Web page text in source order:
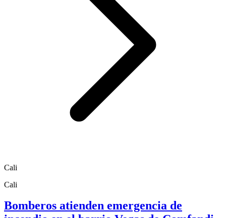
Cali
Cali
Bomberos atienden emergencia de